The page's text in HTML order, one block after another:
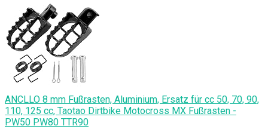
ANCLLO 8 mm Fußrasten, Aluminium, Ersatz für cc 50, 70, 90,
110, 125 cc, Taotao Dirtbike Motocross MX Fußrasten -
PW50 PW80 TTR90